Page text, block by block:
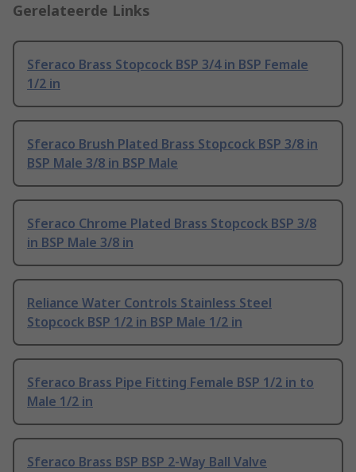
Gerelateerde Links
Sferaco Brass Stopcock BSP 3/4 in BSP Female
1/2 in
Sferaco Brush Plated Brass Stopcock BSP 3/8 in
BSP Male 3/8 in BSP Male
Sferaco Chrome Plated Brass Stopcock BSP 3/8
in BSP Male 3/8 in
Reliance Water Controls Stainless Steel
Stopcock BSP 1/2 in BSP Male 1/2 in
Sferaco Brass Pipe Fitting Female BSP 1/2 in to
Male 1/2 in
Sferaco Brass BSP BSP 2-Way Ball Valve